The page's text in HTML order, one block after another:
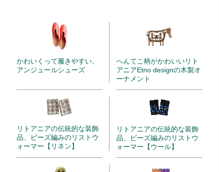
かわいくって履きやすい、
アンジュールシューズ
へんてこ柄がかわいいリト
アニアEtno designの木製オ
ーナメント
リトアニアの伝統的な装飾
品、ビーズ編みのリストウ
ォーマー【リネン】
リトアニアの伝統的な装飾
品、ビーズ編みのリストウ
ォーマー【ウール】